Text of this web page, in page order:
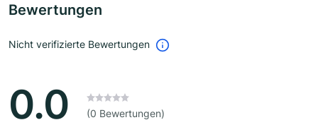
Bewertungen
Nicht verifizierte Bewertungen
0.0 (0 Bewertungen)